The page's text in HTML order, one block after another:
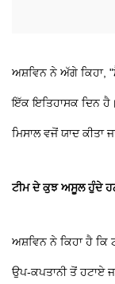
ਅਸ਼ਵਿਨ ਨੇ ਅੱਗੇ ਕਿਹਾ,
ਇੱਕ ਇਤਿਹਾਸਕ ਦਿਨ
ਮਿਸਾਲ ਵਜੋਂ ਯਾਦ ਕੀਤਾ
ਟੀਮ ਦੇ ਕੁਝ ਅਸੂਲ ਹੁੰਦੇ
ਅਸ਼ਵਿਨ ਨੇ ਕਿਹਾ ਹੈ
ਉਪ-ਕਪਤਾਨੀ ਤੋਂ ਹਟਾਏ